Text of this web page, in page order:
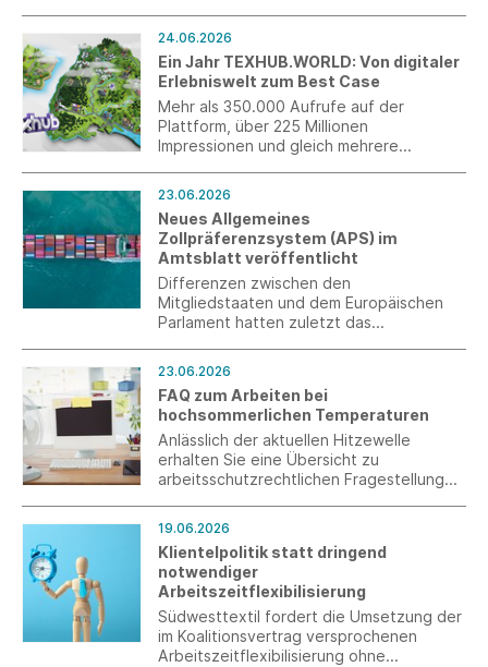
24.06.2026
Ein Jahr TEXHUB.WORLD: Von digitaler
Erlebniswelt zum Best Case
Mehr als 350.000 Aufrufe auf der
Plattform, über 225 Millionen
Impressionen und gleich mehrere
innovatives Instrument der
Branchenkommunikation bewiesen.
23.06.2026
Neues Allgemeines
Zollpräferenzsystem (APS) im
Amtsblatt veröffentlicht
Differenzen zwischen den
Mitgliedstaaten und dem Europäischen
Parlament hatten zuletzt das
Inkrafttreten – erfolgten Veröffentlichung
im Amtsblatt haben die
Wirtschaftsbeteiligten jetzt endlich
Rechtssicherheit.
23.06.2026
FAQ zum Arbeiten bei
hochsommerlichen Temperaturen
Anlässlich der aktuellen Hitzewelle
erhalten Sie eine Übersicht zu
arbeitsschutzrechtlichen Fragestellungen
19.06.2026
Klientelpolitik statt dringend
notwendiger
Arbeitszeitflexibilisierung
Südwesttextil fordert die Umsetzung der
im Koalitionsvertrag versprochenen
Arbeitszeitflexibilisierung ohne